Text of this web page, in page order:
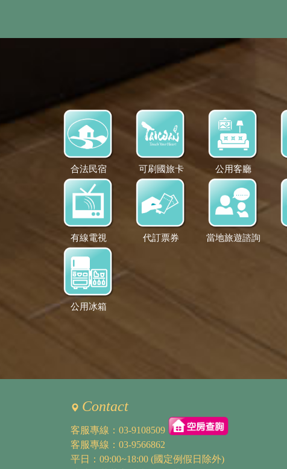
合法民宿 可刷國旅卡 公用客廳
有線電視 代訂票券 當地旅遊諮詢
公用冰箱
Contact
客服專線： 03-9108509
客服專線： 03-9566862
平日：09:00~18:00 (國定例假日除外)